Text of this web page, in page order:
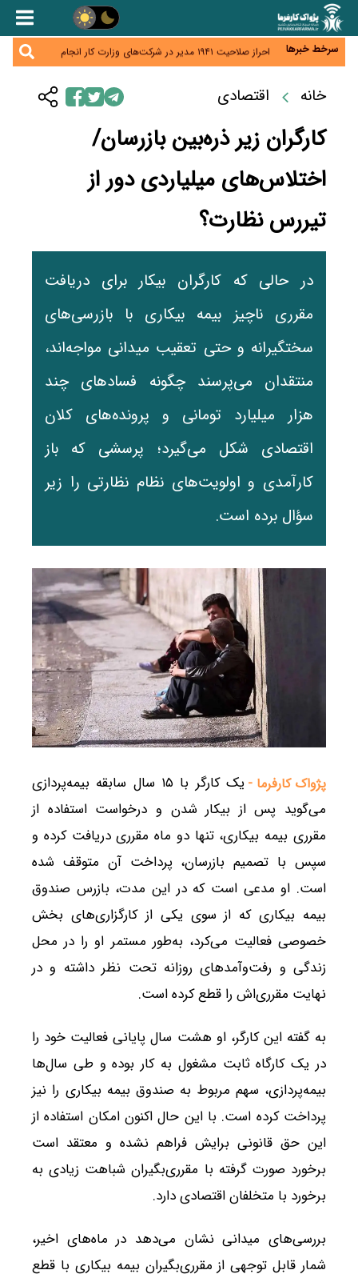
سرخط خبرها
هشدار درباره کاهش عرضه مسکن اجاره‌ای؛ دولت
رسانه تخصصی باید مطالبه‌گری، دقت و استقلال را
سرلوحه کار خود قرار دهداحراز صلاحیت ۱۹۴۱ مدیر در شرکت‌های وزارت کار انجام
نشده است؛ شایسته‌سالاری زیر فشار؟
به چه قیمتی؟
موبایل گران می‌شود؟ هزینه واردات ۱۰ برابر شد، ثبت
سفارش همچنان متوقف است
خانه اقتصادی
کارگران زیر ذره‌بین بازرسان/
اختلاس‌های میلیاردی دور از
تیررس نظارت؟
در حالی که کارگران بیکار برای دریافت
مقرری ناچیز بیمه بیکاری با بازرسی‌های
سختگیرانه و حتی تعقیب میدانی مواجه‌اند،
منتقدان می‌پرسند چگونه فسادهای چند
هزار میلیارد تومانی و پرونده‌های کلان
اقتصادی شکل می‌گیرد؛ پرسشی که باز
کارآمدی و اولویت‌های نظام نظارتی را زیر
سؤال برده است.
پژواک کارفرما -
یک کارگر با ۱۵ سال سابقه بیمه‌پردازی
می‌گوید پس از بیکار شدن و درخواست استفاده از
مقرری بیمه بیکاری، تنها دو ماه مقرری دریافت کرده و
سپس با تصمیم بازرسان، پرداخت آن متوقف شده
است. او مدعی است که در این مدت، بازرس صندوق
بیمه بیکاری که از سوی یکی از کارگزاری‌های بخش
خصوصی فعالیت می‌کرد، به‌طور مستمر او را در محل
زندگی و رفت‌وآمدهای روزانه تحت نظر داشته و در
نهایت مقرری‌اش را قطع کرده است.
به گفته این کارگر، او هشت سال پایانی فعالیت خود را
در یک کارگاه ثابت مشغول به کار بوده و طی سال‌ها
بیمه‌پردازی، سهم مربوط به صندوق بیمه بیکاری را نیز
پرداخت کرده است. با این حال اکنون امکان استفاده از
این حق قانونی برایش فراهم نشده و معتقد است
برخورد صورت گرفته با مقرری‌بگیران شباهت زیادی به
برخورد با متخلفان اقتصادی دارد.
بررسی‌های میدانی نشان می‌دهد در ماه‌های اخیر،
شمار قابل توجهی از مقرری‌بگیران بیمه بیکاری با قطع